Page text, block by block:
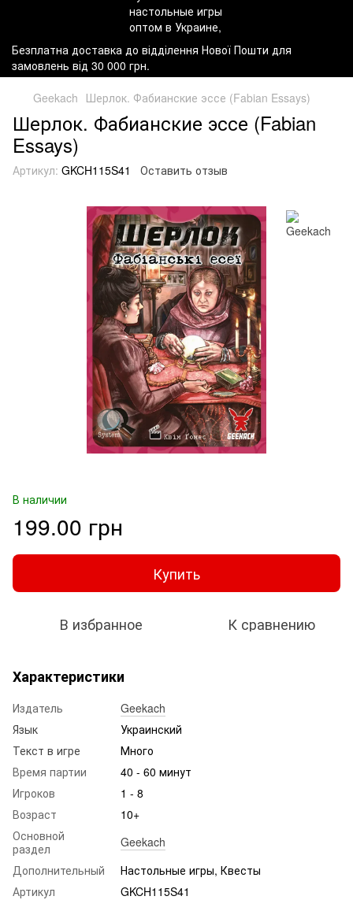
Безплатна доставка до відділення Нової Пошти для
замовлень від 30 000 грн.
Geekach Шерлок. Фабианские эссе (Fabian Essays)
Шерлок. Фабианские эссе (Fabian
Essays)
Артикул: GKCH115S41 Оставить отзыв
В наличии
199.00 грн
Купить
В избранное К сравнению
Характеристики
Издатель
Geekach
Язык
Украинский
Текст в игре
Много
Время партии
40 - 60 минут
Игроков
1 - 8
Возраст
10+
Основной
раздел
Geekach
Дополнительный
Настольные игры, Квесты
Артикул
GKCH115S41